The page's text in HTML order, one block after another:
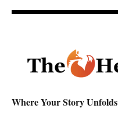
Where Your Story Unfolds